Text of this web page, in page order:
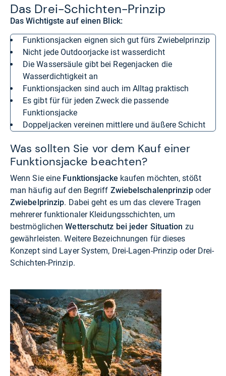
Das Drei-​Schich­ten-​Prin­zip
Das Wichtigste auf einen Blick:
Funktionsjacken eignen sich gut fürs Zwiebelprinzip
Nicht jede Outdoorjacke ist wasserdicht
Die Wassersäule gibt bei Regenjacken die
Wasserdichtigkeit an
Funktionsjacken sind auch im Alltag praktisch
Es gibt für für jeden Zweck die passende
Funktionsjacke
Doppeljacken vereinen mittlere und äußere Schicht
Was sollten Sie vor dem Kauf einer
Funktionsjacke beachten?
Wenn Sie eine Funktionsjacke kaufen möchten, stößt
man häufig auf den Begriff Zwiebelschalenprinzipoder
Zwiebelprinzip. Dabei geht es um das clevere Tragen
mehrerer funktionaler Kleidungsschichten, um
bestmöglichenWetterschutz bei jeder Situation zu
gewährleisten. Weitere Bezeichnungen für dieses
Konzept sind Layer System, Drei-Lagen-Prinzip oder Drei-
Schichten-Prinzip.